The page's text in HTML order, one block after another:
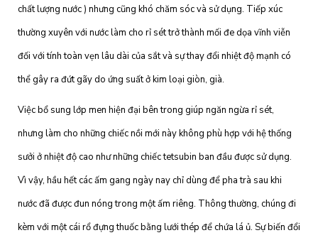
chất lượng nước ) nhưng cũng khó chăm sóc và sử dụng. Tiếp xúc
thường xuyên với nước làm cho rỉ sét trở thành mối đe dọa vĩnh viễn
đối với tính toàn vẹn lâu dài của sắt và sự thay đổi nhiệt độ mạnh có
thể gây ra đứt gãy do ứng suất ở kim loại giòn, già.
Việc bổ sung lớp men hiện đại bên trong giúp ngăn ngừa rỉ sét,
nhưng làm cho những chiếc nồi mới này không phù hợp với hệ thống
sưởi ở nhiệt độ cao như những chiếc tetsubin ban đầu được sử dụng.
Vì vậy, hầu hết các ấm gang ngày nay chỉ dùng để pha trà sau khi
nước đã được đun nóng trong một ấm riêng. Thông thường, chúng đi
kèm với một cái rổ đựng thuốc bằng lưới thép để chứa lá ủ. Sự biến đổi